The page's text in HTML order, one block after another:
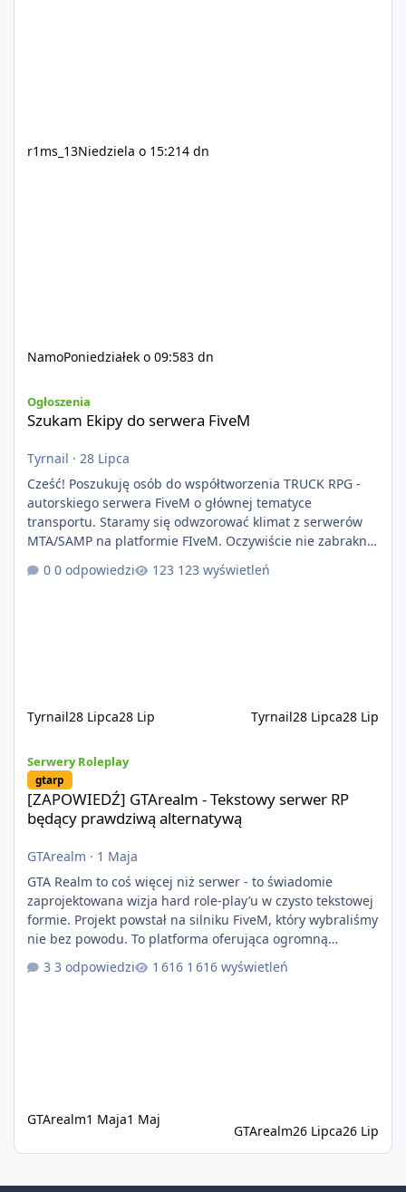
r1ms_13Niedziela o 15:214 dn
NamoPoniedziałek o 09:583 dn
Ogłoszenia
Szukam Ekipy do serwera FiveM
Tyrnail · 28 Lipca
Cześć! Poszukuję osób do współtworzenia TRUCK RPG -
autorskiego serwera FiveM o głównej tematyce
transportu. Staramy się odwzorować klimat z serwerów
MTA/SAMP na platformie FIveM. Oczywiście nie zabraknie
kontentu dla graczy którzy chcą robić coś innego niż
jeździć ciężarówką. Projekt tworzony jest od podstaw z
0 odpowiedzi 123 wyświetleń
Tyrnail28 Lipca28 Lip Tyrnail28 Lipca28 Lip
Serwery Roleplay
gtarp
[ZAPOWIEDŹ] GTArealm - Tekstowy serwer RP
będący prawdziwą alternatywą
GTArealm · 1 Maja
GTA Realm to coś więcej niż serwer - to świadomie
zaprojektowana wizja hard role-play’u w czysto tekstowej
formie. Projekt powstał na silniku FiveM, który wybraliśmy
nie bez powodu. To platforma oferująca ogromną
elastyczność i znacznie szybszy rozwój systemów niż w
przypadku innych rozwiązań. Usprawniona
3 odpowiedzi 1 616 wyświetleń
GTArealm1 Maja1 Maj
GTArealm26 Lipca26 Lip